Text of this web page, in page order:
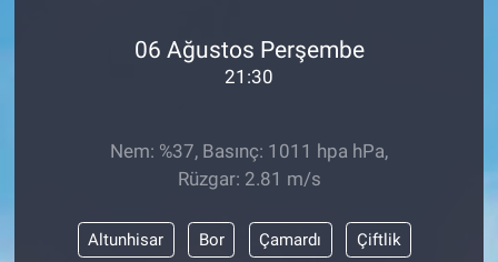
06 Ağustos Perşembe
21:30
Nem: %37, Basınç: 1011 hpa hPa,
Rüzgar: 2.81 m/s
Altunhisar Bor Çamardı Çiftlik